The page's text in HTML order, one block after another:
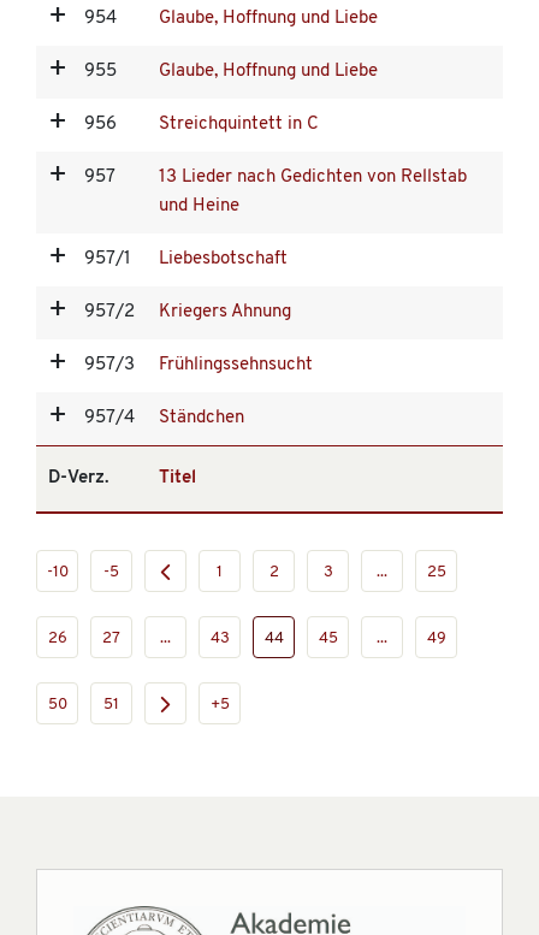
954 Glaube, Hoffnung und Liebe
955 Glaube, Hoffnung und Liebe
956 Streichquintett in C
957
13 Lieder nach Gedichten von Rellstab
und Heine
957/1 Liebesbotschaft
957/2 Kriegers Ahnung
957/3 Frühlingssehnsucht
957/4 Ständchen
D-Verz. Titel
-10 -5 1 2 3 ... 25
26 27 ... 43 44 45 ... 49
50 51 +5